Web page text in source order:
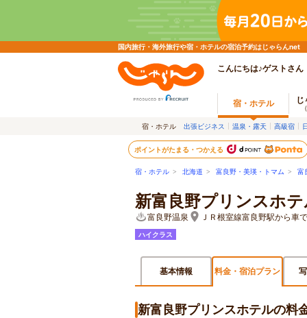
国内旅行・海外旅行や宿・ホテルの宿泊予約はじゃらんnet
こんにちは♪ゲストさん
宿・ホテル じ
宿・ホテル 出張ビジネス 温泉・露天 高級宿
ポイントがたまる・つかえる
宿・ホテル > 北海道 > 富良野・美瑛・トマム > 富
新富良野プリンスホ
富良野温泉 ＪＲ根室線富良野駅から車
ハイクラス
基本情報 料金・宿泊プラン
新富良野プリンスホテルの料